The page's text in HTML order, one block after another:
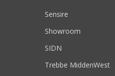
Sensire
Showroom
SIDN
Trebbe MiddenWest